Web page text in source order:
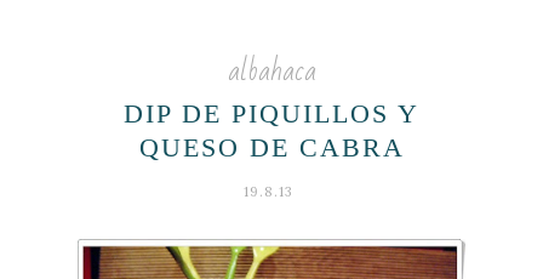
albahaca
DIP DE PIQUILLOS Y
QUESO DE CABRA
19.8.13